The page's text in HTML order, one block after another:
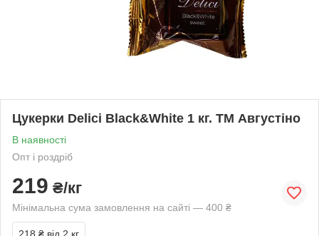
Цукерки Delici Black&White 1 кг. ТМ Августіно
В наявності
Опт і роздріб
219 ₴/кг
Мінімальна сума замовлення на сайті — 400 ₴
218 ₴ від 2 кг